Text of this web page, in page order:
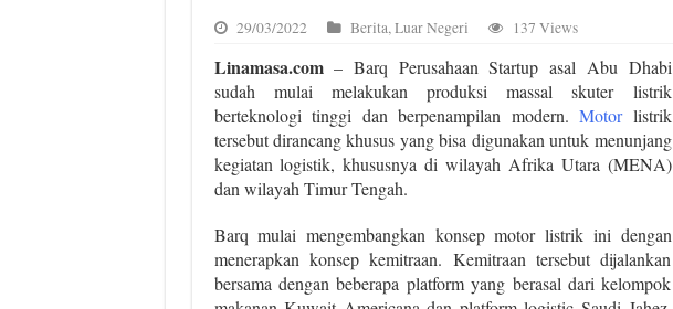
29/03/2022 Berita,Luar Negeri 137 Views
Linamasa.com– Barq Perusahaan Startup asal Abu Dhabi
sudah mulai melakukan produksi massal skuter listrik
berteknologi tinggi dan berpenampilan modern. Motorlistrik
tersebut dirancang khusus yang bisa digunakan untuk menunjang
kegiatan logistik, khususnya di wilayah Afrika Utara (MENA)
dan wilayah Timur Tengah.
Barq mulai mengembangkan konsep motor listrik ini dengan
menerapkan konsep kemitraan. Kemitraan tersebut dijalankan
bersama dengan beberapa platform yang berasal dari kelompok